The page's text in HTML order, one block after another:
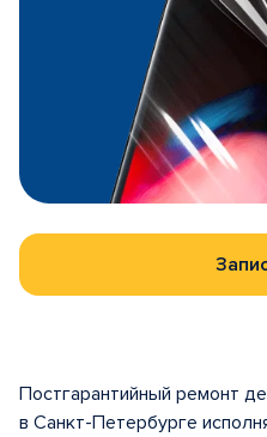
Постгарантийный ремонт
в Санкт-Петербурге